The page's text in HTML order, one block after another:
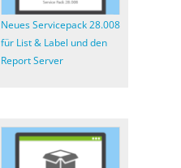
Neues Servicepack 28.008
für List & Label und den
Report Server